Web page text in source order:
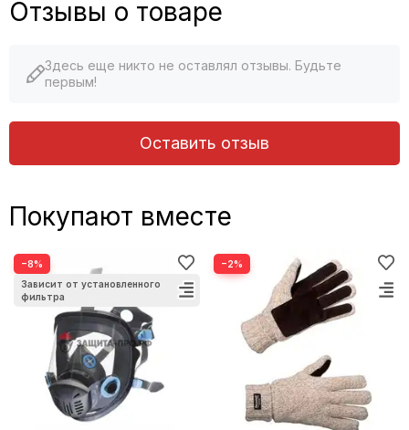
Отзывы о товаре
Здесь еще никто не оставлял отзывы. Будьте
первым!
Оставить отзыв
Покупают вместе
−8% −2%